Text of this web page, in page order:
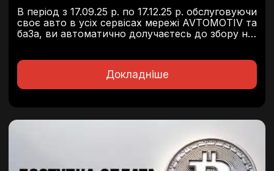
В період з 17.09.25 р. по 17.12.25 р. обслуговуючи
своє авто в усіх сервісах мережі AVTOMOTIV та
баЗа, ви автоматично долучаєтесь до збору на
рятувальникам та рятує життя людям в
Докладніше